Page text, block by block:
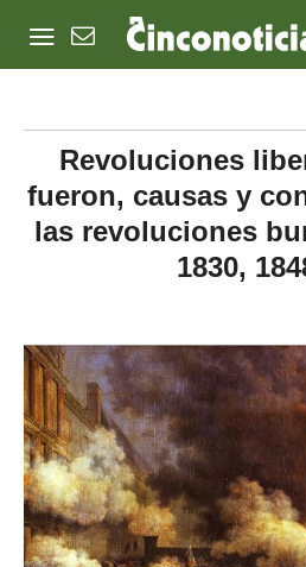
Revoluciones
fueron, causas y
las revoluciones
1830,